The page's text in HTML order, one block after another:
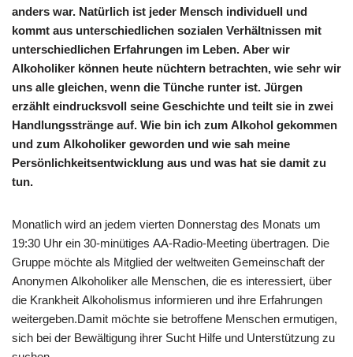
anders war. Natürlich ist jeder Mensch individuell und
kommt aus unterschiedlichen sozialen Verhältnissen mit
unterschiedlichen Erfahrungen im Leben. Aber wir
Alkoholiker können heute nüchtern betrachten, wie sehr wir
uns alle gleichen, wenn die Tünche runter ist. Jürgen
erzählt eindrucksvoll seine Geschichte und teilt sie in zwei
Handlungsstränge auf. Wie bin ich zum Alkohol gekommen
und zum Alkoholiker geworden und wie sah meine
Persönlichkeitsentwicklung aus und was hat sie damit zu
tun.
Monatlich wird an jedem vierten Donnerstag des Monats um
19:30 Uhr ein 30-minütiges AA-Radio-Meeting übertragen. Die
Gruppe möchte als Mitglied der weltweiten Gemeinschaft der
Anonymen Alkoholiker alle Menschen, die es interessiert, über
die Krankheit Alkoholismus informieren und ihre Erfahrungen
weitergeben.Damit möchte sie betroffene Menschen ermutigen,
sich bei der Bewältigung ihrer Sucht Hilfe und Unterstützung zu